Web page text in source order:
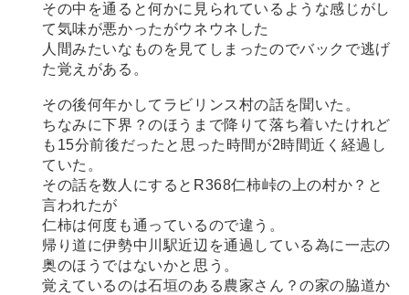
その中を通ると何かに見られているような感じがし
て気味が悪かったがウネウネした
人間みたいなものを見てしまったのでバックで逃げ
た覚えがある。
その後何年かしてラビリンス村の話を聞いた。
ちなみに下界？のほうまで降りて落ち着いたけれど
も15分前後だったと思った時間が2時間近く経過し
ていた。
その話を数人にするとR368仁柿峠の上の村か？と
言われたが
仁柿は何度も通っているので違う。
帰り道に伊勢中川駅近辺を通過している為に一志の
奥のほうではないかと思う。
覚えているのは石垣のある農家さん？の家の脇道か